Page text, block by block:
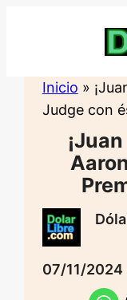
Inicio »
Judge con
07/11/2024